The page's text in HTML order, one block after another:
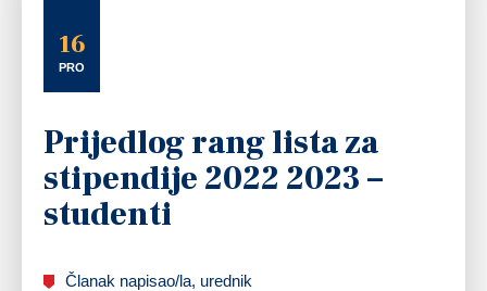
16
PRO
Prijedlog rang lista za
stipendije 2022 2023 –
studenti
Članak napisao/la, urednik